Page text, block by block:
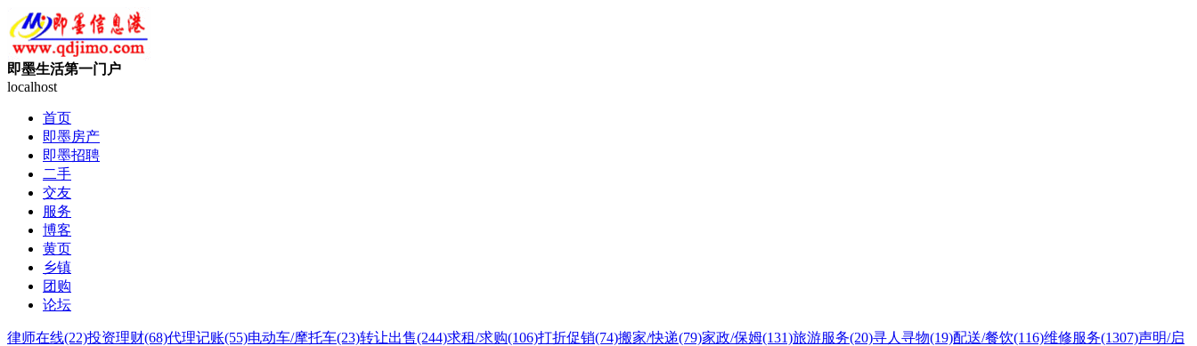
即墨生活第一门户
localhost
首页
即墨房产
即墨招聘
二手
交友
服务
博客
黄页
乡镇
团购
论坛
律师在线(22)投资理财(68)代理记账(55)电动车/摩托车(23)转让出售(244)求租/求购(106)打折促销(74)搬家/快递(79)家政/保姆(131)旅游服务(20)寻人寻物(19)配送/餐饮(116)维修服务(1307)声明/启